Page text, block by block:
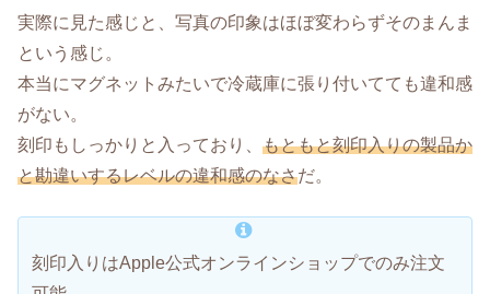
実際に見た感じと、写真の印象はほぼ変わらずそのまんま
という感じ。
本当にマグネットみたいで冷蔵庫に張り付いてても違和感
がない。
刻印もしっかりと入っており、 もともと刻印入りの製品か
と勘違いするレベルの違和感のなさだ。
刻印入りはApple公式オンラインショップでのみ注文